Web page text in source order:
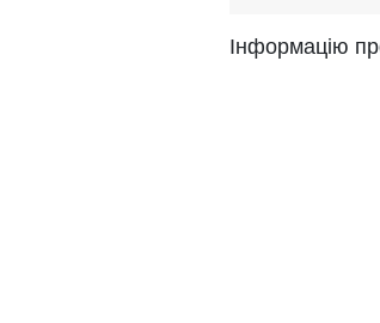
Інформацію